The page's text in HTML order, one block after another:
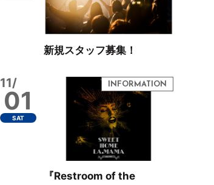
新規スタッフ募集！
11/
01
SAT
『Restroom of the